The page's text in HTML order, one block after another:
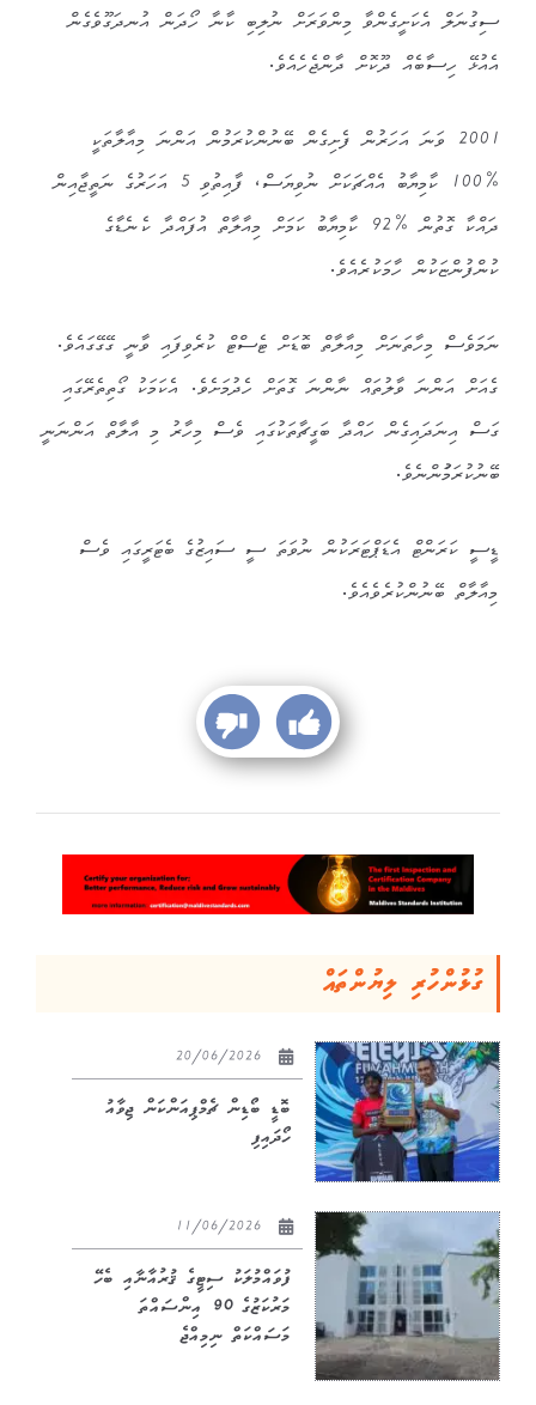
ސިގުނަލް އެކަށީގެންވާ މިންވަރަށް ނުލިބި ކާނާ ހޯދަން އުނދަގޫވެގެން
އެއުޅޭ ހިސާބެއް ދޫކޮށް ދާންޖެހެއެވެ.
2001 ވަނަ އަހަރުން ފެށިގެން ބޭނުންކުރަމުން އަންނަ މިއާލާތަކީ
%100 ކާމިޔާބު އެއްޗަކަށް ނުވިޔަސް، ފާއިތުވި 5 އަހަރުގެ ނަތީޖާއިން
ދައްކާ ގޮތުން %92 ކާމިޔާބު ކަމަށް މިއާލާތް އުފައްދާ ކެނެޑާގެ
ކުންފުންޏަކުން ހާމަކުރެއެވެ.
ނަމަވެސް މިހާތަނަށް މިއާލާތް ބޮޑަށް ޓެސްޓް ކުރެވިފައި ވާނީ ގޭގޭގައެވެ.
ގެއަށް އަންނަ ވާލުތައް ނާންނަ ގޮތަށް ހެދުމަށެވެ. އެކަމަކު ގޯތިތެރޭގައި
ގަސް އިނަދައިގެން ހައްދާ ބަގީޗާތަކުގައި ވެސް މިހާރު މި އާލާތް އަންނަނީ
ބޭނުކުރަމަުންނެވެ.
ޑީސީ ކަރަންޓް އެޑަޕްޓަރަކުން ނުވަތަ ސީ ސައިޒުގެ ބެޓަރީގައި ވެސް
މިއާލާތް ބޭނުންކުރެވެއެވެ.
ގުޅުންހުރި ލިޔުންތައް
ބޮޑީ ބޯޑިން ޗެމްޕިއަންކަން ޖިވާއު
ހޯދައިފި
ފުވައްމުލަކު ސިޓީގެ ޤުރުއާނާއި ބެހޭ
މަރުކަޒުގެ 90 އިންސައްތަ
މަސައްކަތް ނިމިއްޖެ